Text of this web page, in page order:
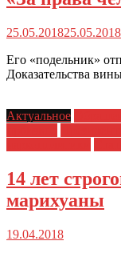
25.05.201825.05.2018
Его «подельник»
Доказательства
Актуальное
14 лет
марихуаны
19.04.2018